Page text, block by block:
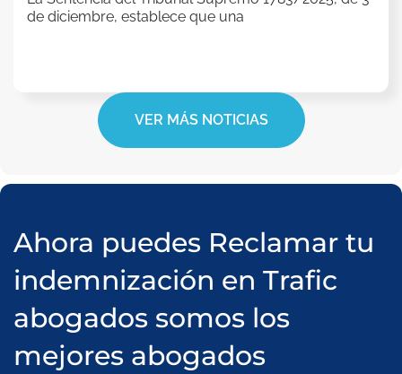
de diciembre, establece que una
VER MÁS NOTICIAS
Ahora puedes Reclamar tu
indemnización en Trafic
abogados somos los
mejores abogados